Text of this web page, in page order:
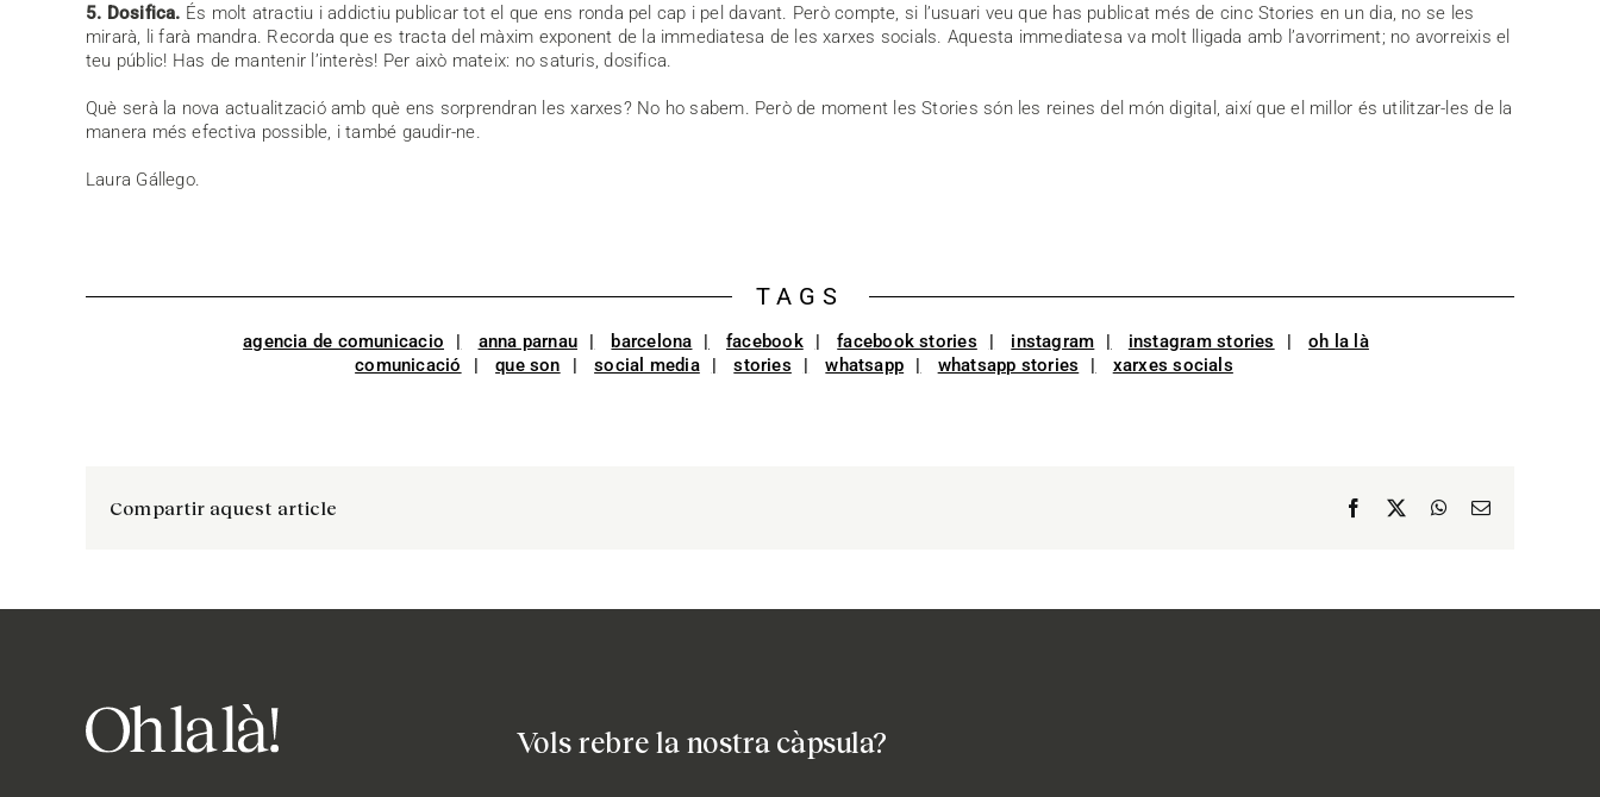
5. Dosifica. És molt atractiu i addictiu publicar tot el que ens ronda pel cap i pel davant. Però compte, si l’usuari veu que has publicat més de cinc Stories en un dia, no se les
mirarà, li farà mandra. Recorda que es tracta del màxim exponent de la immediatesa de les xarxes socials. Aquesta immediatesa va molt lligada amb l’avorriment; no avorreixis el
teu públic! Has de mantenir l’interès! Per això mateix: no saturis, dosifica.
Què serà la nova actualització amb què ens sorprendran les xarxes? No ho sabem. Però de moment les Stories són les reines del món digital, així que el millor és utilitzar-les de la
manera més efectiva possible, i també gaudir-ne.
Laura Gállego.
TAGS
agencia de comunicacio anna parnau barcelona facebook facebook stories instagram instagram stories
oh la là
comunicació
que son social media stories whatsapp whatsapp stories xarxes socials
Compartir aquest article Facebook WhatsApp
Email:
Vols rebre la nostra càpsula?